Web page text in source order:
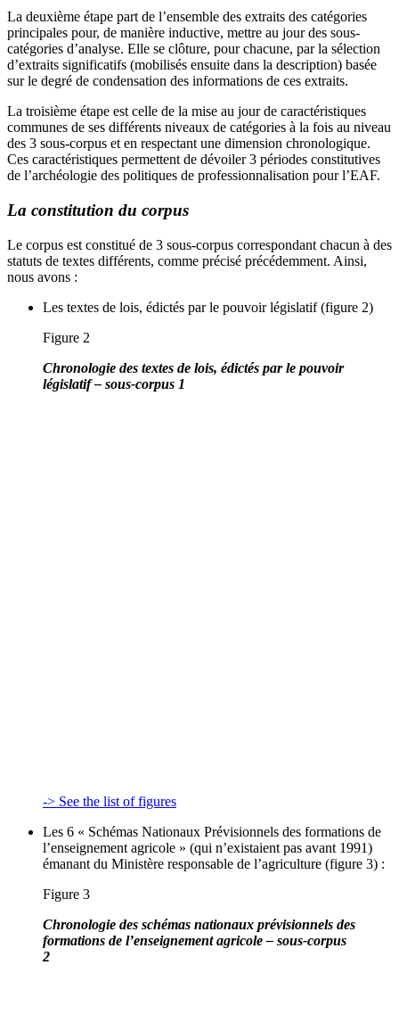
La deuxième étape part de l’ensemble des extraits des catégories
principales pour, de manière inductive, mettre au jour des sous-
catégories d’analyse. Elle se clôture, pour chacune, par la sélection
d’extraits significatifs (mobilisés ensuite dans la description) basée
sur le degré de condensation des informations de ces extraits.
La troisième étape est celle de la mise au jour de caractéristiques
communes de ses différents niveaux de catégories à la fois au niveau
des 3 sous-corpus et en respectant une dimension chronologique.
Ces caractéristiques permettent de dévoiler 3 périodes constitutives
de l’archéologie des politiques de professionnalisation pour l’EAF.
La constitution du corpus
Le corpus est constitué de 3 sous-corpus correspondant chacun à des
statuts de textes différents, comme précisé précédemment. Ainsi,
nous avons :
Les textes de lois, édictés par le pouvoir législatif (figure 2)
Figure 2
Chronologie des textes de lois, édictés par le pouvoir
législatif – sous-corpus 1
-> See the list of figures
Les 6 « Schémas Nationaux Prévisionnels des formations de
l’enseignement agricole » (qui n’existaient pas avant 1991)
émanant du Ministère responsable de l’agriculture (figure 3) :
Figure 3
Chronologie des schémas nationaux prévisionnels des
formations de l’enseignement agricole – sous-corpus
2